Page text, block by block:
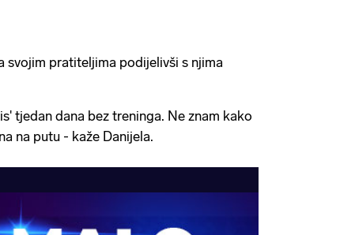
svojim pratiteljima podijelivši s njima
tjedan dana bez treninga. Ne znam kako
na putu - kaže Danijela.